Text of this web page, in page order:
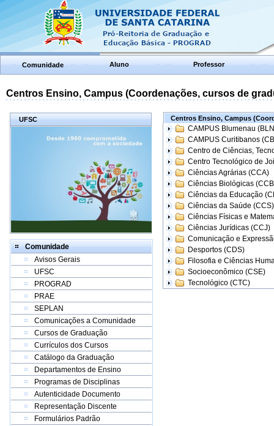
Comunidade Aluno Professor
Centros Ensino, Campus (Coordenações, cursos de
UFSC
Comunidade
Avisos Gerais
UFSC
PROGRAD
PRAE
SEPLAN
Comunicações a Comunidade
Cursos de Graduação
Currículos dos Cursos
Catálogo da Graduação
Departamentos de Ensino
Programas de Disciplinas
Autenticidade Documento
Representação Discente
Formulários Padrão
Centros Ensino, Campus
CAMPUS Blumenau
CAMPUS Curitibanos
Centro de Ciências,
Centro Tecnológico de
Ciências Agrárias (CCA)
Ciências Biológicas
Ciências da Educação
Ciências da Saúde (CCS)
Ciências Físicas e
Ciências Jurídicas (CCJ)
Comunicação e
Desportos (CDS)
Filosofia e Ciências
Socioeconômico (CSE)
Tecnológico (CTC)